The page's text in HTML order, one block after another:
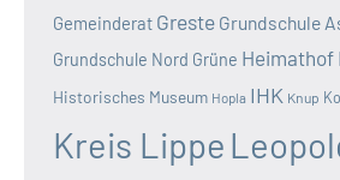
Gemeinderat Greste Grundschule
Grundschule Nord Grüne Heimathof
Historisches Museum Hopla IHK Knup
Kreis Lippe